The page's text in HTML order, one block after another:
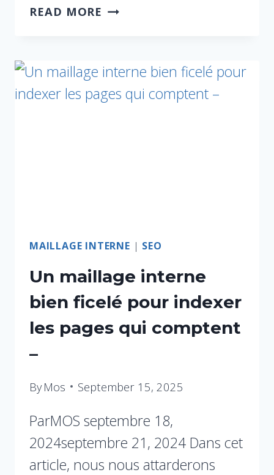
READ MORE
MAILLAGE INTERNE | SEO
Un maillage interne
bien ficelé pour indexer
les pages qui comptent
–
By Mos September 15, 2025
ParMOS septembre 18,
2024septembre 21, 2024 Dans cet
article, nous nous attarderons